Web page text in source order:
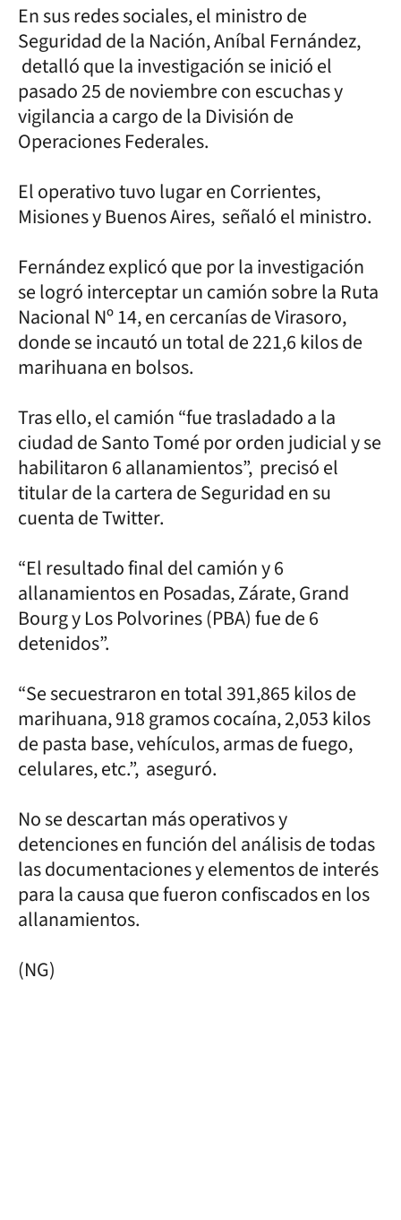
En sus redes sociales, el ministro de
Seguridad de la Nación, Aníbal Fernández,
detalló que la investigación se inició el
pasado 25 de noviembre con escuchas y
vigilancia a cargo de la División de
Operaciones Federales.
El operativo tuvo lugar en Corrientes,
Misiones y Buenos Aires, señaló el ministro.
Fernández explicó que por la investigación
se logró interceptar un camión sobre la Ruta
Nacional Nº 14, en cercanías de Virasoro,
donde se incautó un total de 221,6 kilos de
marihuana en bolsos.
Tras ello, el camión “fue trasladado a la
ciudad de Santo Tomé por orden judicial y se
habilitaron 6 allanamientos”, precisó el
titular de la cartera de Seguridad en su
cuenta de Twitter.
“El resultado final del camión y 6
allanamientos en Posadas, Zárate, Grand
Bourg y Los Polvorines (PBA) fue de 6
detenidos”.
“Se secuestraron en total 391,865 kilos de
marihuana, 918 gramos cocaína, 2,053 kilos
de pasta base, vehículos, armas de fuego,
celulares, etc.”, aseguró.
No se descartan más operativos y
detenciones en función del análisis de todas
las documentaciones y elementos de interés
para la causa que fueron confiscados en los
allanamientos.
(NG)